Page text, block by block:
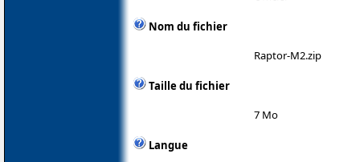
Nom du fichier
Raptor-M2.zip
Taille du fichier
7 Mo
Langue